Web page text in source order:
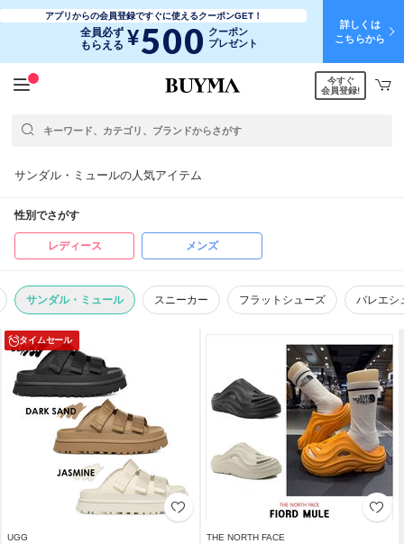
アプリからの会員登録ですぐに使えるクーポンGET！
全員必ず
もらえる ¥500 クーポン
プレゼント
詳しくは
こちらから
今すぐ
会員登録!
サンダル・ミュールの人気アイテム
性別でさがす
レディース メンズ
サンダル・ミュール スニーカー フラットシューズ バレエシ
タイムセール
UGG THE NORTH FACE